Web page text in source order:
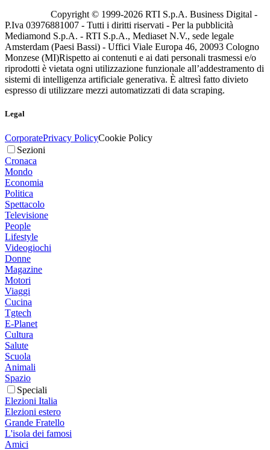
Copyright © 1999-2026 RTI S.p.A. Business Digital -
P.Iva 03976881007 - Tutti i diritti riservati - Per la pubblicità
Mediamond S.p.A. - RTI S.p.A., Mediaset N.V., sede legale
Amsterdam (Paesi Bassi) - Uffici Viale Europa 46, 20093 Cologno
Monzese (MI)Rispetto ai contenuti e ai dati personali trasmessi e/o
riprodotti è vietata ogni utilizzazione funzionale all’addestramento di
sistemi di intelligenza artificiale generativa. È altresì fatto divieto
espresso di utilizzare mezzi automatizzati di data scraping.
Legal
CorporatePrivacy PolicyCookie Policy
Sezioni
Cronaca
Mondo
Economia
Politica
Spettacolo
Televisione
People
Lifestyle
Videogiochi
Donne
Magazine
Motori
Viaggi
Cucina
Tgtech
E-Planet
Cultura
Salute
Scuola
Animali
Spazio
Speciali
Elezioni Italia
Elezioni estero
Grande Fratello
L'isola dei famosi
Amici